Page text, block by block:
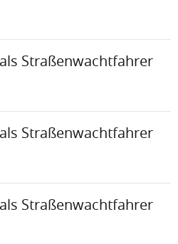
Straßenwachtfahrer
Straßenwachtfahrer
Straßenwachtfahrer